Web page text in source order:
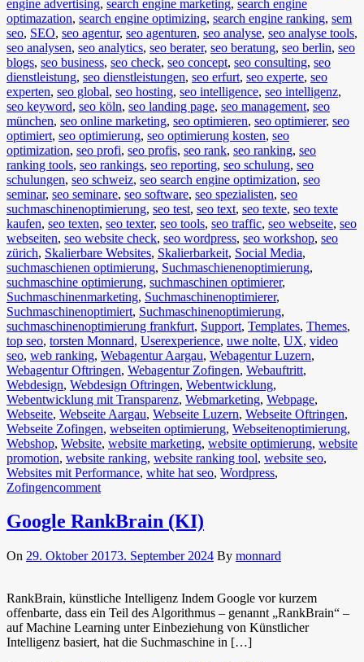
engine advertising, search engine marketing, search engine
optimazation, search engine optimizing, search engine ranking, sem
seo, SEO, seo agentur, seo agenturen, seo analyse, seo analyse tools,
seo analysen, seo analytics, seo berater, seo beratung, seo berlin, seo
blogs, seo business, seo check, seo concept, seo consulting, seo
dienstleistung, seo dienstleistungen, seo erfurt, seo experte, seo
experten, seo global, seo hosting, seo intelligence, seo intelligenz,
seo keyword, seo köln, seo landing page, seo management, seo
münchen, seo online marketing, seo optimieren, seo optimierer, seo
optimiert, seo optimierung, seo optimierung kosten, seo
optimization, seo profi, seo profis, seo rank, seo ranking, seo
ranking tools, seo rankings, seo reporting, seo schulung, seo
schulungen, seo schweiz, seo search engine optimization, seo
seminar, seo seminare, seo software, seo spezialisten, seo
suchmaschinenoptimierung, seo test, seo text, seo texte, seo texte
kaufen, seo texten, seo texter, seo tools, seo traffic, seo webseite, seo
webseiten, seo website check, seo wordpress, seo workshop, seo
zürich, Skalierbare Websites, Skalierbarkeit, Social Media,
suchmaschienen optimierung, Suchmaschienenoptimierung,
suchmaschine optimierung, suchmaschinen optimierer,
Suchmaschinenmarketing, Suchmaschinenoptimierer,
Suchmaschinenoptimiert, Suchmaschinenoptimierung,
suchmaschinenoptimierung frankfurt, Support, Templates, Themes,
top seo, torsten Monnard, Userexperience, uwe nolte, UX, video
seo, web ranking, Webagentur Aargau, Webagentur Luzern,
Webagentur Oftringen, Webagentur Zofingen, Webauftritt,
Webdesign, Webdesign Oftringen, Webentwicklung,
Webentwicklung mit Transparenz, Webmarketing, Webpage,
Webseite, Webseite Aargau, Webseite Luzern, Webseite Oftringen,
Webseite Zofingen, webseiten optimierung, Webseitenoptimierung,
Webshop, Website, website marketing, website optimierung, website
promotion, website ranking, website ranking tool, website seo,
Websites mit Performance, white hat seo, Wordpress,
Zofingencomment
Google RankBrain (KI)
On 29. Oktober 20173. September 2024 By monnard
RankBrain, künstliche Intelligenz Indem Google vor kurzem
offenbarte, dass ein Teil des Algorithmus – genannt „RankBrain“ –
auf Machine Learning unter Einbeziehung von Künstlicher
Intelligenz basiert, hat die Suchmaschine in […]